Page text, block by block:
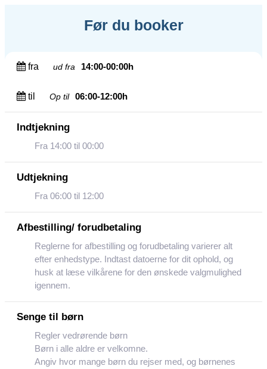
Før du booker
fra ud fra 14:00-00:00h
til Op til 06:00-12:00h
Indtjekning
Fra 14:00 til 00:00
Udtjekning
Fra 06:00 til 12:00
Afbestilling/ forudbetaling
Reglerne for afbestilling og forudbetaling varierer alt
efter enhedstype. Indtast datoerne for dit ophold, og
husk at læse vilkårene for den ønskede valgmulighed
igennem.
Senge til børn
Regler vedrørende børn
Børn i alle aldre er velkomne.
Angiv hvor mange børn du rejser med, og børnenes